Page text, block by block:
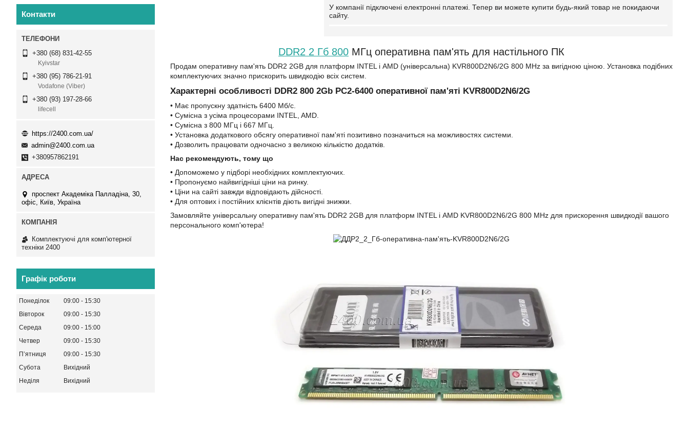
У компанії підключені електронні платежі. Тепер ви можете купити будь-який товар не покидаючи
сайту.
DDR2 2 Гб 800 МГц оперативна пам'ять для настільного ПК
Продам оперативну пам'ять DDR2 2GB для платформ INTEL і AMD (універсальна) KVR800D2N6/2G 800 MHz за вигідною ціною. Установка подібних
комплектуючих значно прискорить швидкодію всіх систем.
Характерні особливості DDR2 800 2Gb PC2-6400 оперативної пам'яті KVR800D2N6/2G
• Має пропускну здатність 6400 Мб/с.
• Сумісна з усіма процесорами INTEL, AMD.
• Сумісна з 800 МГц і 667 МГц.
• Установка додаткового обсягу оперативної пам'яті позитивно позначиться на можливостях системи.
• Дозволить працювати одночасно з великою кількістю додатків.
Нас рекомендують, тому що
• Допоможемо у підборі необхідних комплектуючих.
• Пропонуємо найвигідніші ціни на ринку.
• Ціни на сайті завжди відповідають дійсності.
• Для оптових і постійних клієнтів діють вигідні знижки.
Замовляйте універсальну оперативну пам'ять DDR2 2GB для платформ INTEL і AMD KVR800D2N6/2G 800 MHz для прискорення швидкодії вашого
персонального комп'ютера!
Контакти
+380 (68) 831-42-55
Kyivstar
+380 (95) 786-21-91
Vodafone (Viber)
+380 (93) 197-28-66
lifecell
https://2400.com.ua/
admin@2400.com.ua
+380957862191
проспект Академіка Палладіна, 30,
офіс, Київ, Україна
Комплектуючі для комп'ютерної
техніки 2400
Графік роботи
Понеділок 09:00
15:30
Вівторок
09:00
15:30
Середа
09:00
15:00
Четвер
09:00
15:30
Пʼятниця
09:00
15:30
Субота
Вихідний
Неділя
Вихідний